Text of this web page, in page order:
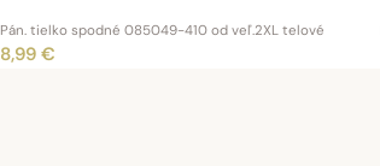
Pán. tielko spodné 085049-410 od veľ.2XL telové
8,99 €